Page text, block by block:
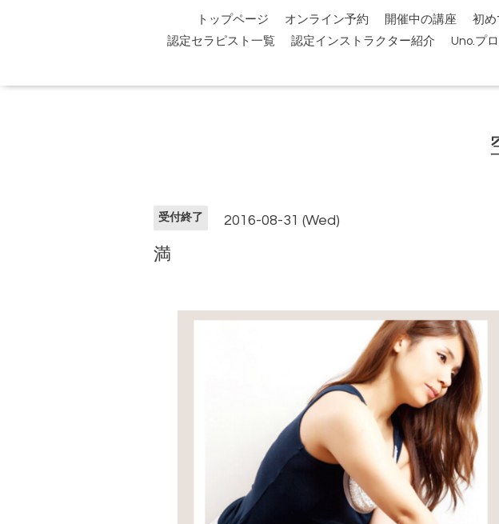
トップページ オンライン予約 開催中の講座 初め
認定セラピスト一覧
認定インストラクター紹介 Uno.プ
受付終了 2016-08-31 (Wed)
満